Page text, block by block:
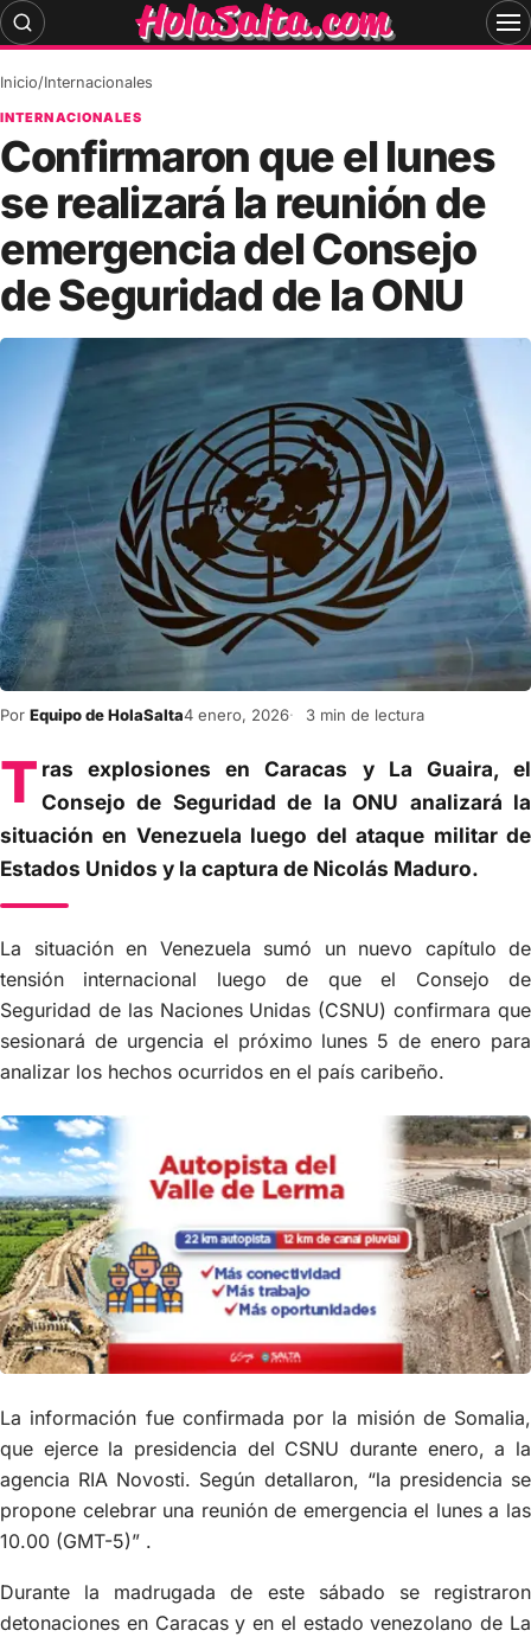
Skip
to
Inicio/Internacionales
INTERNACIONALES
Confirmaron que el lunes
se realizará la reunión de
emergencia del Consejo
de Seguridad de la ONU
Por Equipo de HolaSalta4 enero, 2026 3 min de lectura
T ras explosiones en Caracas y La Guaira, el
Consejo de Seguridad de la ONU analizará la
situación en Venezuela luego del ataque militar de
Estados Unidos y la captura de Nicolás Maduro.
La situación en Venezuela sumó un nuevo capítulo de
tensión internacional luego de que el Consejo de
Seguridad de las Naciones Unidas (CSNU) confirmara que
sesionará de urgencia el próximo lunes 5 de enero para
analizar los hechos ocurridos en el país caribeño.
La información fue confirmada por la misión de Somalia,
que ejerce la presidencia del CSNU durante enero, a la
agencia RIA Novosti. Según detallaron, “la presidencia se
propone celebrar una reunión de emergencia el lunes a las
10.00 (GMT-5)” .
Durante la madrugada de este sábado se registraron
detonaciones en Caracas y en el estado venezolano de La